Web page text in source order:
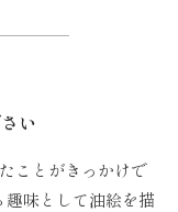
い
ことがきっかけで
味として油絵を描